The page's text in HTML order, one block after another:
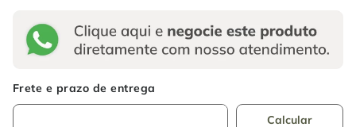
serra copo